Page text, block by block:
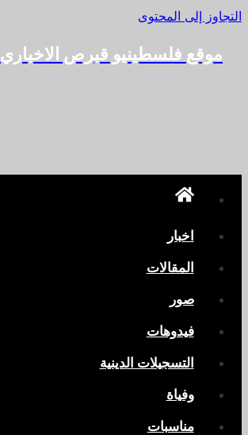
التجاوز إلى المحتوى
موقع فلسطينيو قبرص الاخباري
اخبار
المقالات
صور
فيدوهات
التسجيلات الدينية
وفياة
مناسبات